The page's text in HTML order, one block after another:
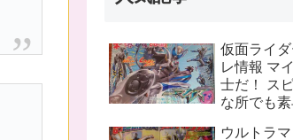
仮面ライ
レ情報 マ
士だ！ ス
な所でも
ウルトラ